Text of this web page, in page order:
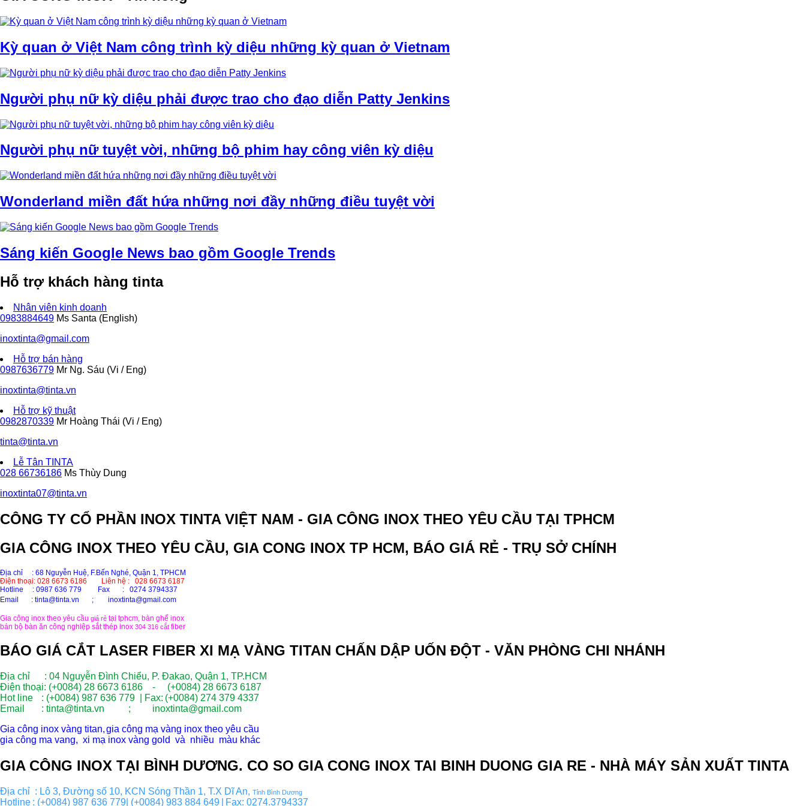
Kỳ quan ở Việt Nam công trình kỳ diệu những kỳ quan ở Vietnam
Người phụ nữ kỳ diệu phải được trao cho đạo diễn Patty Jenkins
Người phụ nữ tuyệt vời, những bộ phim hay công viên kỳ diệu
Wonderland miền đất hứa những nơi đầy những điều tuyệt vời
Sáng kiến Google News bao gồm Google Trends
Hỗ trợ khách hàng tinta
Nhân viên kinh doanh
0983884649 Ms Santa (English)
inoxtinta@gmail.com
Hỗ trợ bán hàng
0987636779 Mr Ng. Sáu (Vi / Eng)
inoxtinta@tinta.vn
Hỗ trợ kỹ thuật
0982870339 Mr Hoàng Thái (Vi / Eng)
tinta@tinta.vn
Lễ Tân TINTA
028 66736186 Ms Thùy Dung
inoxtinta07@tinta.vn
CÔNG TY CỔ PHẦN INOX TINTA VIỆT NAM - GIA CÔNG INOX THEO YÊU CẦU TẠI TPHCM
GIA CÔNG INOX THEO YÊU CẦU, GIA CONG INOX TP HCM, BÁO GIÁ RẺ - TRỤ SỞ CHÍNH
Địa chỉ : 68 Nguyễn Huệ, F.Bến Nghé, Quận 1, TPHCM
Điện thoại: 028 6673 6186
Liên hệ : 028 6673 6187
Hotline
: 0987 636 779 Fax : 0274 3794337
Email
: tinta@tinta.vn ; inoxtinta@gmail.com
Gia công inox theo yêu cầu giá rẻ tại tphcm, bàn ghế inox
bán bộ bàn ăn công nghiệp sắt thép inox 304 316 cắt fiber
BÁO GIÁ CẮT LASER FIBER XI MẠ VÀNG TITAN CHẤN DẬP UỐN ĐỘT - VĂN PHÒNG CHI NHÁNH
Địa chỉ : 04 Nguyễn Đình Chiểu, P. Đakao, Quận 1, TP.HCM
Điện thoại: (+0084) 28 6673 6186 - (+0084) 28 6673 6187
Hot line
: (+0084) 987 636 779 | Fax: (+0084) 274 379 4337
Email
: tinta@tinta.vn ; inoxtinta@gmail.com
Gia công inox vàng titan,gia công mạ vàng inox theo yêu cầu
gia công ma vang, xi mạ inox vàng gold và nhiều màu khác
GIA CÔNG INOX TẠI BÌNH DƯƠNG. CO SO GIA CONG INOX TAI BINH DUONG GIA RE - NHÀ MÁY SẢN XUẤT TINTA
Địa chỉ  : Lô 3, Đường số 10, KCN Sóng Thần 1, T.X Dĩ An, Tỉnh Bình Dương
Hotline : (+0084) 987 636 779| (+0084) 983 884 649 Fax: 0274.3794337